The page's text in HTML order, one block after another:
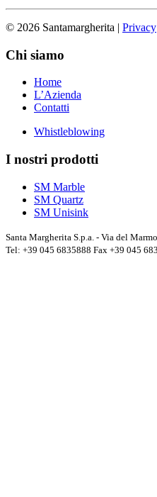
© 2026 Santamargherita | Privacy
Chi siamo
Home
L’Azienda
Contatti
Whistleblowing
I nostri prodotti
SM Marble
SM Quartz
SM Unisink
Santa Margherita S.p.a. - Via del
Tel: +39 045 6835888 Fax +39 045